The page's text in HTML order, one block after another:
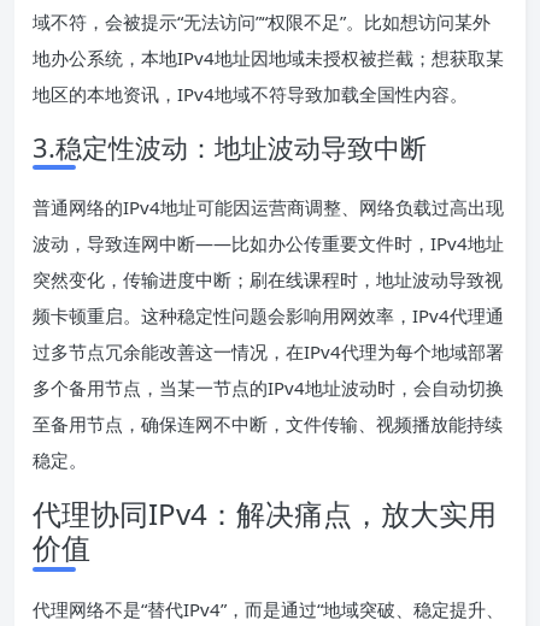
域不符，会被提示“无法访问”“权限不足”。比如想访问某外
地办公系统，本地IPv4地址因地域未授权被拦截；想获取某
地区的本地资讯，IPv4地域不符导致加载全国性内容。
3.稳定性波动：地址波动导致中断
普通网络的IPv4地址可能因运营商调整、网络负载过高出现
波动，导致连网中断——比如办公传重要文件时，IPv4地址
突然变化，传输进度中断；刷在线课程时，地址波动导致视
频卡顿重启。这种稳定性问题会影响用网效率，IPv4代理通
过多节点冗余能改善这一情况，在IPv4代理为每个地域部署
多个备用节点，当某一节点的IPv4地址波动时，会自动切换
至备用节点，确保连网不中断，文件传输、视频播放能持续
稳定。
代理协同IPv4：解决痛点，放大实用
价值
代理网络不是“替代IPv4”，而是通过“地域突破、稳定提升、